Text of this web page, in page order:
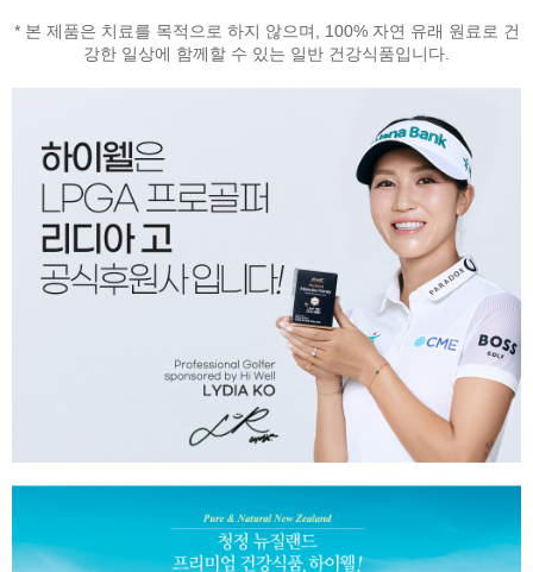
* 본 제품은 치료를 목적으로 하지 않으며, 100% 자연 유래 원료로 건
강한 일상에 함께할 수 있는 일반 건강식품입니다.